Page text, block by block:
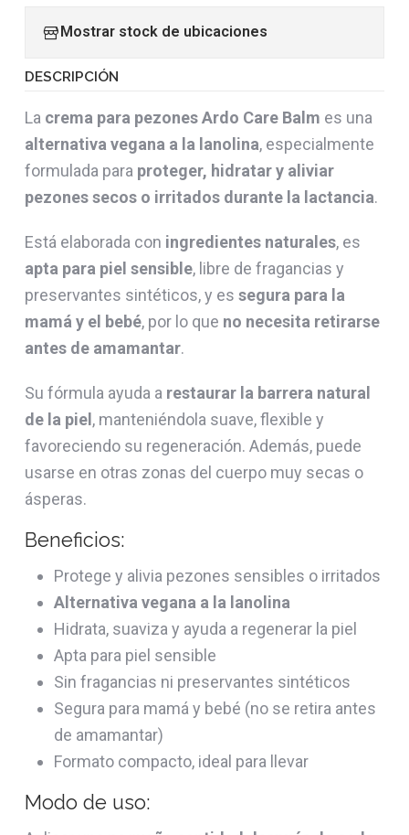
Mostrar stock de ubicaciones
DESCRIPCIÓN
La crema para pezones Ardo Care Balm es una
alternativa vegana a la lanolina, especialmente
formulada para proteger, hidratar y aliviar
pezones secos o irritados durante la lactancia.
Está elaborada con ingredientes naturales, es
apta para piel sensible, libre de fragancias y
preservantes sintéticos, y es segura para la
mamá y el bebé, por lo que no necesita retirarse
antes de amamantar.
Su fórmula ayuda a restaurar la barrera natural
de la piel , manteniéndola suave, flexible y
favoreciendo su regeneración. Además, puede
usarse en otras zonas del cuerpo muy secas o
ásperas.
Beneficios:
Protege y alivia pezones sensibles o irritados
Alternativa vegana a la lanolina
Hidrata, suaviza y ayuda a regenerar la piel
Apta para piel sensible
Sin fragancias ni preservantes sintéticos
Segura para mamá y bebé (no se retira antes
de amamantar)
Formato compacto, ideal para llevar
Modo de uso: